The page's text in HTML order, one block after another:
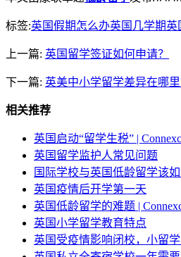
标签:英国假期怎么办英国几学期英
上一篇: 英国留学签证如何申请？
下一篇: 英美中小学留学差异在哪里
相关推荐
英国启动“留学生税” |
英国留学监护人常见问题
国际学校与英国低龄留学该如
英国疫情后开学第一天
英国低龄留学的难题 |
英国小学留学教育特点
英国受疫情影响闭校，小留